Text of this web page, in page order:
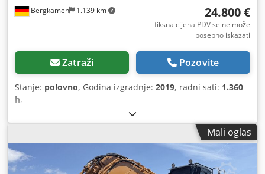
Bergkamen 1.139 km 24.800 €
fiksna cijena PDV se ne može
posebno iskazati
Zatraži Pozovite
Stanje: polovno, Godina izgradnje: 2019, radni sati: 1.360
h,
Mali oglas